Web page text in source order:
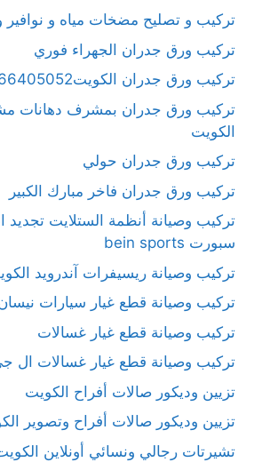
تركيب و تصليح مضخات مياه و نوافير
تركيب ورق جدران الجهراء فوري
تركيب ورق جدران الكويت66405052
تركيب ورق جدران بمشرف دهانات
الكويت
تركيب ورق جدران حولي
تركيب ورق جدران فاخر مبارك الكبير
تركيب وصيانة أنظمة الستلايت
سبورت bein sports
تركيب وصيانة ريسيفرات آندرويد
تركيب وصيانة قطع غيار سيارات
تركيب وصيانة قطع غيار غسالات
تركيب وصيانة قطع غيار غسالات ال
تزيين وديكور صالات أفراح الكويت
تزيين وديكور صالات أفراح وتصوير
تشيرتات رجالي ونسائي أونلاين